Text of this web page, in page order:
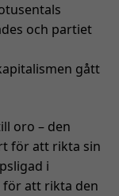
och partiet
gått
oro – den
för att rikta sin
i
för att rikta den